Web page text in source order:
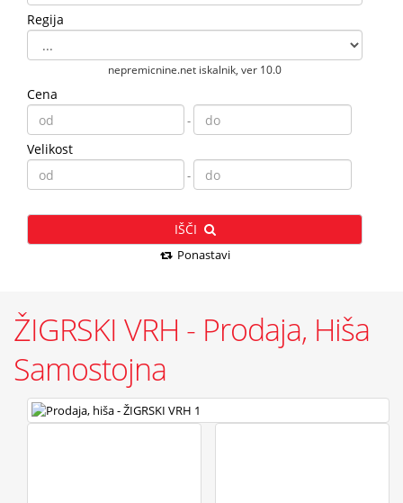
Regija
nepremicnine.net iskalnik, ver 10.0
Cena
-
Velikost
-
IŠČI
Ponastavi
ŽIGRSKI VRH - Prodaja, Hiša
Samostojna